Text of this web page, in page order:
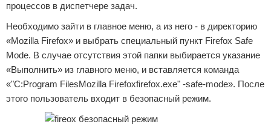
процессов в диспетчере задач.
Необходимо зайти в главное меню, а из него - в директорию
«Mozilla Firefox» и выбрать специальный пункт Firefox Safe
Mode. В случае отсутствия этой папки выбирается указание
«Выполнить» из главного меню, и вставляется команда
«"C:Program FilesMozilla Firefoxfirefox.exe" -safe-mode». После
этого пользователь входит в безопасный режим.